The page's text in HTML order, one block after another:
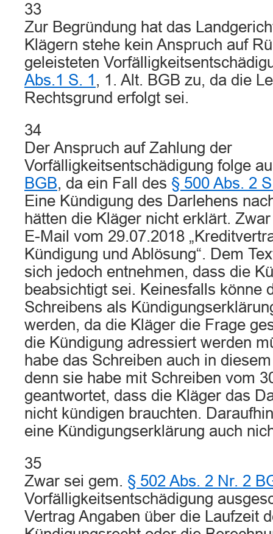
33
Zur Begründung hat das
Klägern stehe kein Anspruch auf
geleisteten
Abs.1 S. 1 , 1. Alt. BGB zu, da die
Rechtsgrund erfolgt sei.
34
Der Anspruch auf Zahlung der
Vorfälligkeitsentschädigung folge
BGB, da ein Fall des § 500 Abs. 2
Eine Kündigung des Darlehens
hätten die Kläger nicht erklärt.
E-Mail vom 29.07.2018
Kündigung und Ablösung“. Dem
sich jedoch entnehmen, dass die
beabsichtigt sei. Keinesfalls könne
Schreibens als
werden, da die Kläger die Frage
die Kündigung adressiert werden
habe das Schreiben auch in
denn sie habe mit Schreiben vom
geantwortet, dass die Kläger das
nicht kündigen brauchten.
eine Kündigungserklärung auch
35
Zwar sei gem. § 502 Abs. 2 Nr. 2
Vorfälligkeitsentschädigung
Vertrag Angaben über die Laufzeit